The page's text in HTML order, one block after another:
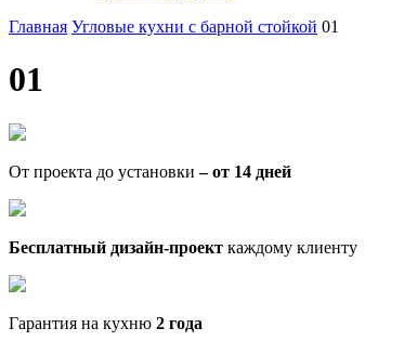
Главная Угловые кухни с барной стойкой 01
01
От проекта до установки– от 14 дней
Бесплатный дизайн-проект каждому клиенту
Гарантия на кухню 2 года